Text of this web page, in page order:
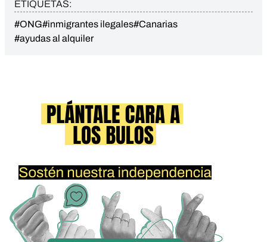
ETIQUETAS:
#ONG#inmigrantes ilegales#Canarias
#ayudas al alquiler